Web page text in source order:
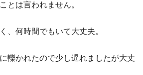
とは言われません。
、何時間でもいて大丈夫。
轢かれたので少し遅れましたが大丈